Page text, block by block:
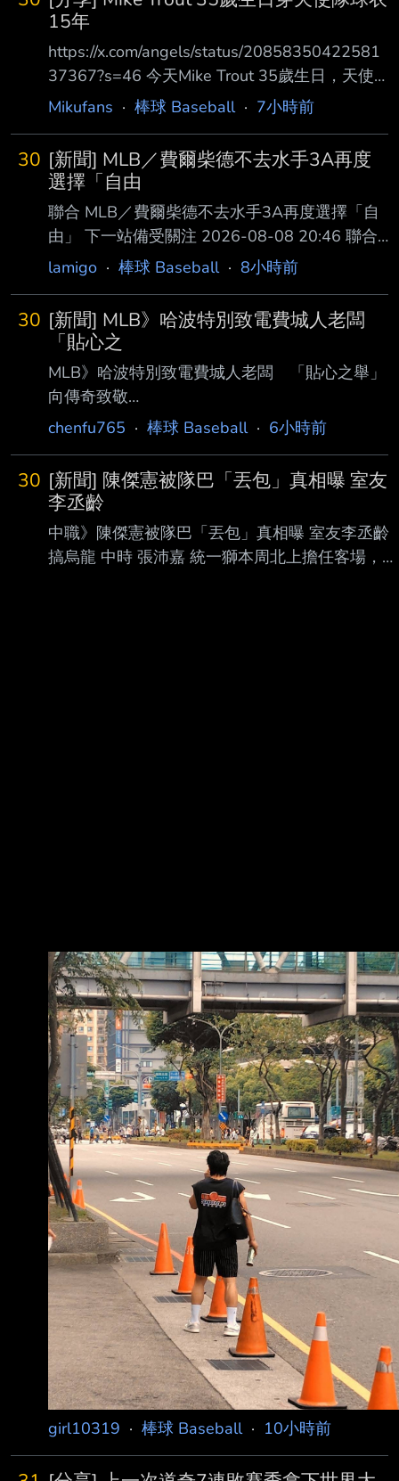
15年
https://x.com/angels/status/20858350422581
37367?s=46 今天Mike Trout 35歲生日，天使
官方發布祝賀 查了一下目前Mike Trout 15年16
15年） 在天使隊15年真的很稀有，這隊待15年
某方面來說真的不簡單 1.Mike Trout 2011-（目
前15年16個球季） 2.Garret Anderson 1994-
2008（14年15個球季 3.Tim Salmon 1992-
2006（14年但一
Mikufans · 棒球 Baseball· 7小時前
30 [新聞] MLB／費爾柴德不去水手3A再度
選擇「自由
聯合 MLB／費爾柴德不去水手3A再度選擇「自
由」 下一站備受關注 2026-08-08 20:46 聯合
報／ 記者陳宛晶／即時報導 台美混血球星費爾
（DFA），如今確定 再次成為自由球員，等待新
東家出現。 費爾柴德今年從守護者隊展開賽
季，升上大聯盟後打了14場比賽，遭到DFA，走
完讓渡程 序並無球隊承接，因年資符合選擇成
為自由球員，隨後轉往水手體系，並於8月2日升
上大 聯盟，但僅出賽1場、以代跑登場，再度被
移出40人名單。 費爾柴德官網異動頁面
lamigo · 棒球 Baseball· 8小時前
30 [新聞] MLB》哈波特別致電費城人老闆
「貼心之
MLB》哈波特別致電費城人老闆 「貼心之舉」
向傳奇致敬
https://www.ltsports.com.tw/article/185728 By
鳥，隊上老大哥哈波（Bryce Harper）賽前特別
向管 理層要求，希望在比賽中穿著費城人招牌
的紅條紋球衣，而不是週五限定的城市版球衣，
此舉被認為是要向同天入選費城人名人牆（Wall
of Fame）的阿特力（Chase Utley）致 敬。 近
chenfu765 · 棒球 Baseball· 6小時前
30 [新聞] 陳傑憲被隊巴「丟包」真相曝 室友
李丞齡
中職》陳傑憲被隊巴「丟包」真相曝 室友李丞齡
搞烏龍 中時 張沛嘉 統一獅本周北上擔任客場，8
girl10319 · 棒球 Baseball· 10小時前